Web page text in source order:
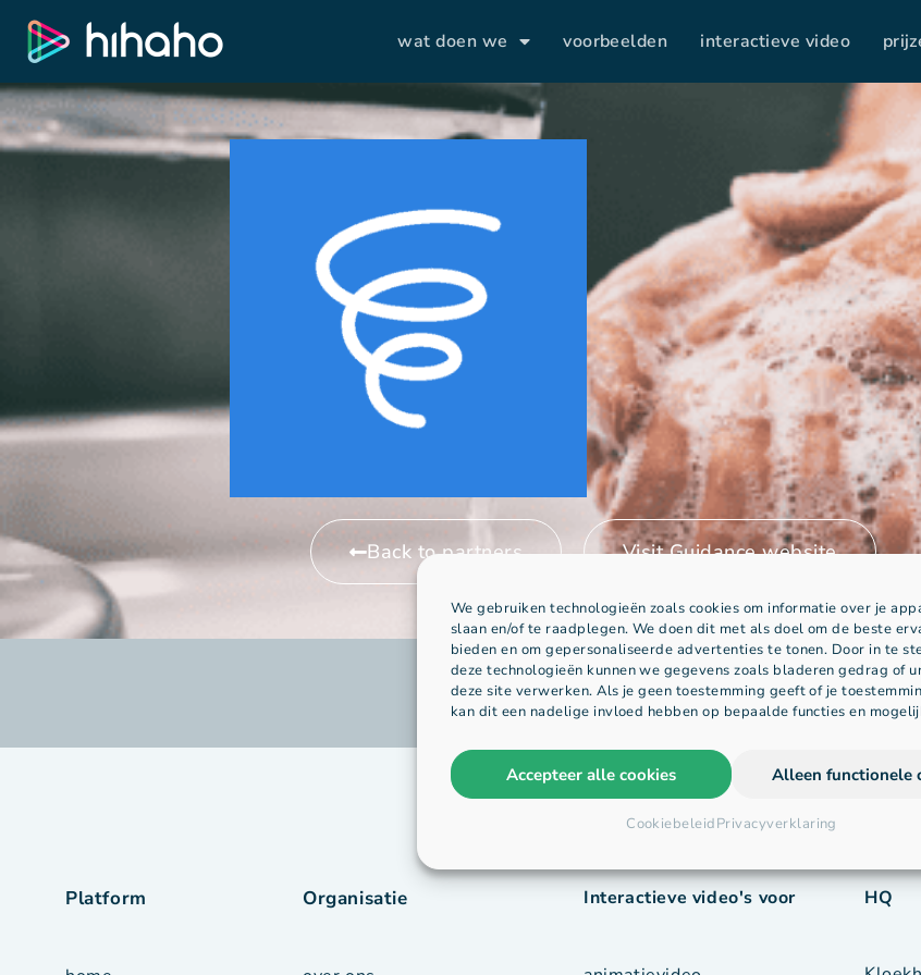
We gebruiken technologieën zoals cookies om informatie over je
slaan en/of te raadplegen. We doen dit met als doel om de beste
bieden en om gepersonaliseerde advertenties te tonen. Door in te
deze technologieën kunnen we gegevens zoals bladeren gedrag of
deze site verwerken. Als je geen toestemming geeft of je
kan dit een nadelige invloed hebben op bepaalde functies en
Accepteer alle cookies Alleen functionele
CookiebeleidPrivacyverklaring
wat doen we voorbeelden interactieve video
Back to partners Visit Guidance website
Platform Organisatie Interactieve video's voor HQ